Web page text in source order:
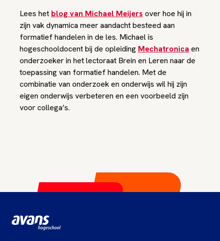
Lees het blog van Michael Meijers over hoe hij in
zijn vak dynamica meer aandacht besteed aan
formatief handelen in de les. Michael is
hogeschooldocent bij de opleiding Mechatronica en
onderzoeker in het lectoraat Brein en Leren naar de
toepassing van formatief handelen. Met de
combinatie van onderzoek en onderwijs wil hij zijn
eigen onderwijs verbeteren en een voorbeeld zijn
voor collega’s.